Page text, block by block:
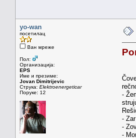
yo-wan
посетилац
Ван мреже
Пол:
Организација:
EPS
Име и презиме:
Jovan Dimitrijevic
Струка: Elektroenergeticar
Поруке: 12
-
-
-
-